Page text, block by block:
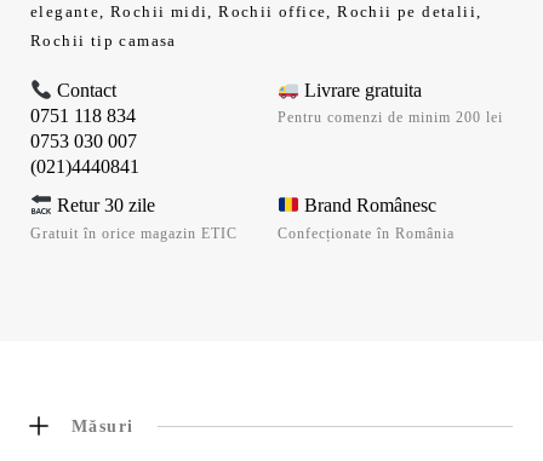
elegante,Rochii midi,Rochii office,Rochii pe detalii,
Rochii tip camasa
Contact
0751 118 834
0753 030 007
(021)4440841
Livrare gratuita
Pentru comenzi de minim 200 lei
Retur 30 zile
Gratuit în orice magazin ETIC
Brand Românesc
Confecționate în România
Măsuri